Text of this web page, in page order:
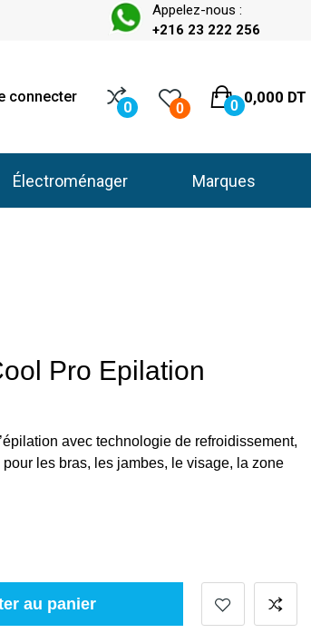
Appelez-nous :
+216 23 222 256
connecter
0 0
0,000 DT
0
Électroménager Marques
Pro Epilation
avec technologie de refroidissement,
les bras, les jambes, le visage, la zone
au panier